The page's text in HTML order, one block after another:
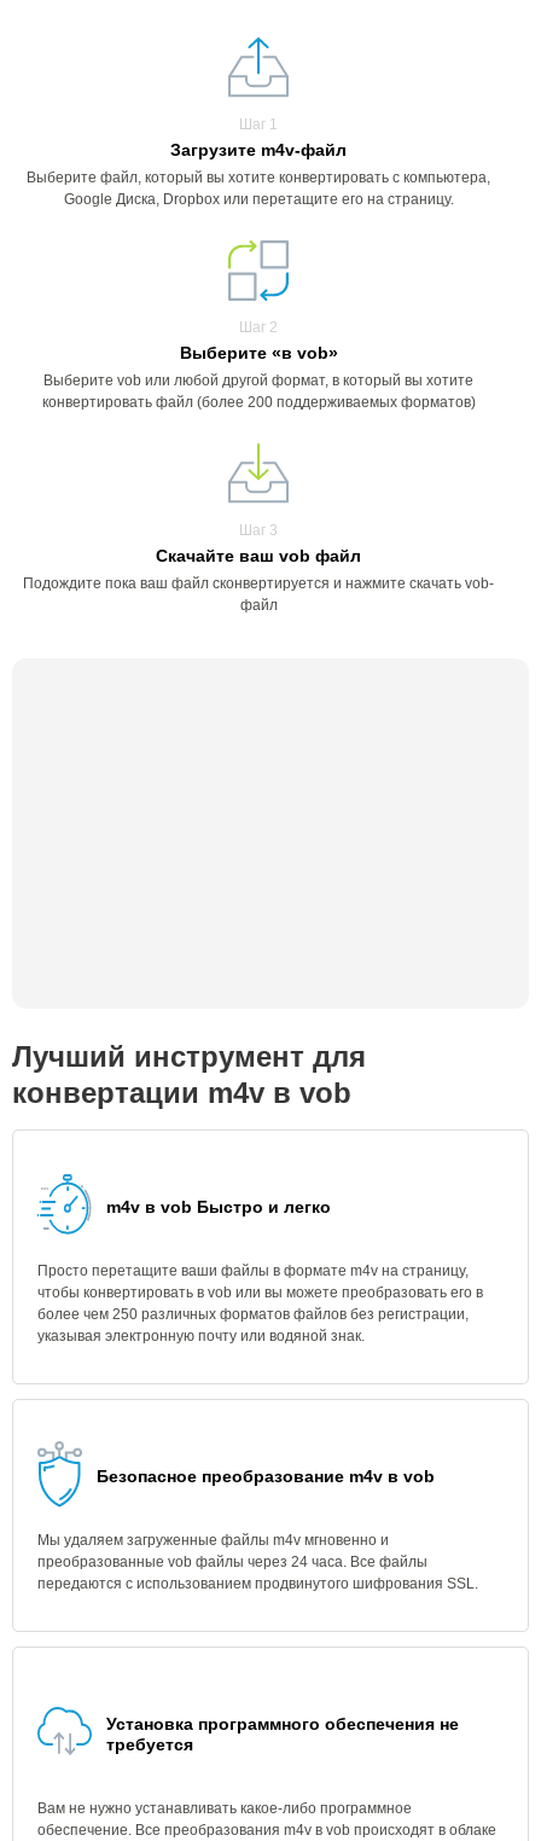
Шаг 1
Загрузите m4v-файл
Выберите файл, который вы хотите конвертировать с компьютера,
Google Диска, Dropbox или перетащите его на страницу.
Шаг 2
Выберите «в vob»
Выберите vob или любой другой формат, в который вы хотите
конвертировать файл (более 200 поддерживаемых форматов)
Шаг 3
Скачайте ваш vob файл
Подождите пока ваш файл сконвертируется и нажмите скачать vob-
файл
Лучший инструмент для
конвертации m4v в vob
m4v в vob Быстро и легко
Просто перетащите ваши файлы в формате m4v на страницу,
чтобы конвертировать в vob или вы можете преобразовать его в
более чем 250 различных форматов файлов без регистрации,
указывая электронную почту или водяной знак.
Безопасное преобразование m4v в vob
Мы удаляем загруженные файлы m4v мгновенно и
преобразованные vob файлы через 24 часа. Все файлы
передаются с использованием продвинутого шифрования SSL.
Установка программного обеспечения не
требуется
Вам не нужно устанавливать какое-либо программное
обеспечение. Все преобразования m4v в vob происходят в облаке